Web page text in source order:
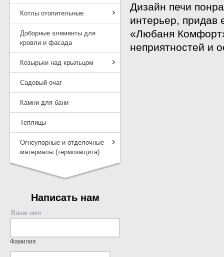
Котлы отопительные
Доборные элементы для
кровли и фасада
Козырьки над крыльцом
Садовый очаг
Камни для бани
Теплицы
Огнеупорные и отделочные
материалы (термозащита)
Написать нам
Ваше имя
Фамилия
Дизайн печи
интерьер,
«Любаня
неприятностей и